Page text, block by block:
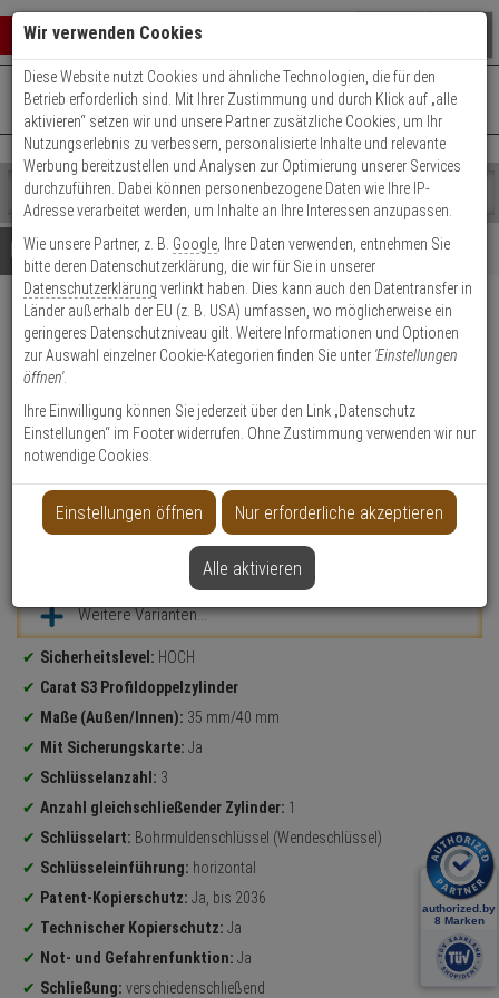
Warenkorb schließen
0 ARTIKEL IM WARENKORB
Ihr Warenkorb ist momentan leer.
Ergebnisse ()
Fertig
Shop
durchsuchen
Bitte
geben
Sie
mindestens
Zeichen
ein,
um
Suche
Es
wurde
noch
Kategorien
Suche
gestartet
+49 (0)821 899 493-0Mo. - Do.: 8:00 - 16:30 | Fr.: 8:00 - 14:00 Uhr
Kontaktservice nutzen
Details Beratung
WILKA Carat S3
Doppelzylinder 35/40 3 Schlüssel
Produktmerkmale
Weitere Varianten...
Produktinformationen
Sicherheitslevel: HOCH
Carat S3 Profildoppelzylinder
Maße (Außen/Innen): 35 mm/40 mm
Mit Sicherungskarte: Ja
Schlüsselanzahl: 3
Anzahl gleichschließender Zylinder: 1
Schlüsselart: Bohrmuldenschlüssel (Wendeschlüssel)
Schlüsseleinführung: horizontal
Patent-Kopierschutz: Ja, bis 2036
Technischer Kopierschutz: Ja
Not- und Gefahrenfunktion: Ja
Schließung: verschiedenschließend
Wir verwenden Cookies
Diese Website nutzt Cookies und ähnliche Technologien, die für den
Betrieb erforderlich sind. Mit Ihrer Zustimmung und durch Klick auf „alle
aktivieren“ setzen wir und unsere Partner zusätzliche Cookies, um Ihr
Nutzungserlebnis zu verbessern, personalisierte Inhalte und relevante
Werbung bereitzustellen und Analysen zur Optimierung unserer Services
durchzuführen. Dabei können personenbezogene Daten wie Ihre IP-
Adresse verarbeitet werden, um Inhalte an Ihre Interessen anzupassen.
Wie unsere Partner, z. B. Google , Ihre Daten verwenden, entnehmen Sie
bitte deren Datenschutzerklärung, die wir für Sie in unserer
Datenschutzerklärung verlinkt haben. Dies kann auch den Datentransfer in
Länder außerhalb der EU (z. B. USA) umfassen, wo möglicherweise ein
geringeres Datenschutzniveau gilt. Weitere Informationen und Optionen
zur Auswahl einzelner Cookie-Kategorien finden Sie unter 'Einstellungen
öffnen'.
Ihre Einwilligung können Sie jederzeit über den Link „Datenschutz
Einstellungen“ im Footer widerrufen. Ohne Zustimmung verwenden wir nur
notwendige Cookies.
Einstellungen öffnen Nur erforderliche akzeptieren
Alle aktivieren